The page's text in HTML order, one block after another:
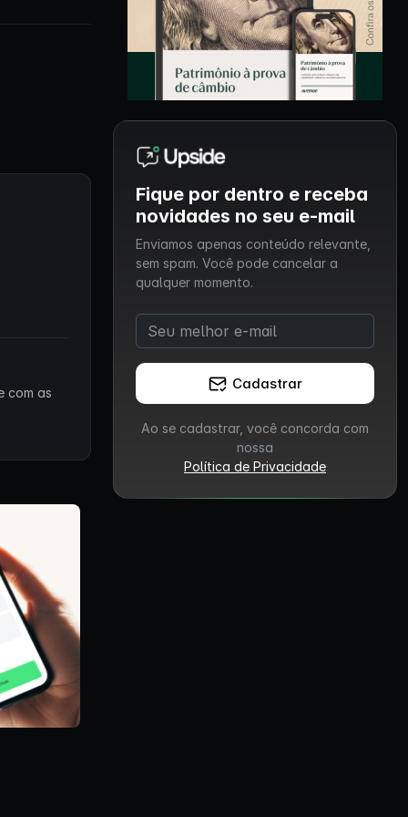
com as
Fique por dentro e receba
novidades no seu e-mail
Enviamos apenas conteúdo relevante,
sem spam. Você pode cancelar a
qualquer momento.
Cadastrar
Ao se cadastrar, você concorda com
nossa
Política de Privacidade